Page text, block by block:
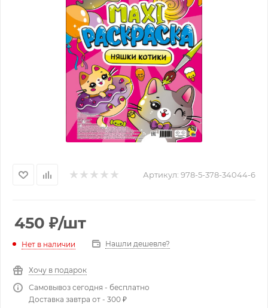
Артикул: 978-5-378-34044-6
450 ₽/шт
Нет в наличии Нашли дешевле?
Хочу в подарок
Самовывоз сегодня - бесплатно
Доставка завтра от - 300 ₽